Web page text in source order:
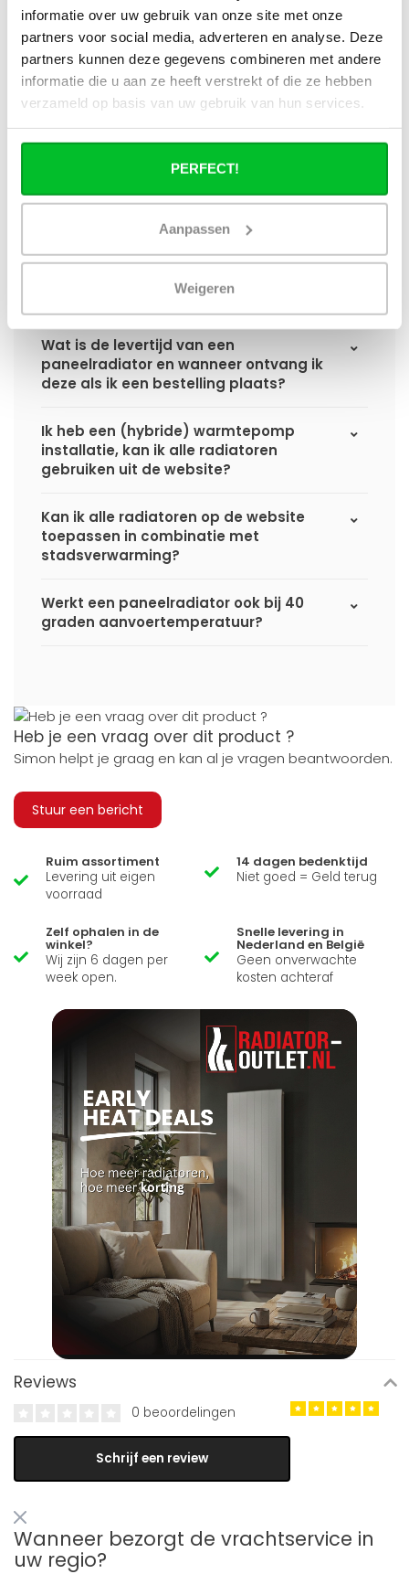
informatie over uw gebruik van onze site met onze
partners voor social media, adverteren en analyse. Deze
partners kunnen deze gegevens combineren met andere
informatie die u aan ze heeft verstrekt of die ze hebben
verzameld op basis van uw gebruik van hun services.
PERFECT!
Aanpassen
Weigeren
Wat heb ik nog meer nodig om de
installatie van mijn radiator compleet te
maken?
Haakse of rechte aansluitset, welke heb
ik nodig?
Kan ik mijn Smart thermostaatknop
aansluiten op de paneelradiatoren van
Radiator-Outlet?
Hoe bereken in de benodigde capaciteit
Wat is de levertijd van een
paneelradiator en wanneer ontvang ik
deze als ik een bestelling plaats?
Ik heb een (hybride) warmtepomp
installatie, kan ik alle radiatoren
gebruiken uit de website?
Kan ik alle radiatoren op de website
toepassen in combinatie met
stadsverwarming?
Werkt een paneelradiator ook bij 40
graden aanvoertemperatuur?
Heb je een vraag over dit product ?
Simon helpt je graag en kan al je vragen beantwoorden.
Stuur een bericht
Ruim assortiment
Levering uit eigen
voorraad
14 dagen bedenktijd
Niet goed = Geld terug
Zelf ophalen in de
winkel?
Wij zijn 6 dagen per
week open.
Snelle levering in
Nederland en België
Geen onverwachte
kosten achteraf
Reviews
0 beoordelingen
Schrijf een review
Wanneer bezorgt de vrachtservice in
uw regio?